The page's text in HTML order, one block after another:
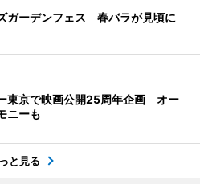
ガーデンフェス 春バラが見頃に
東京で映画公開25周年企画 オー
ニーも
と見る